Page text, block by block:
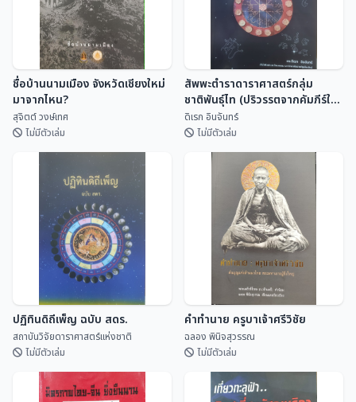
ชื่อบ้านนามเมือง จังหวัดเชียงใหม่
มาจากไหน?
สุจิตต์ วงษ์เทศ
ชื่อบ้านนามเมือง จังหวัดเชียงใหม่
มาจากไหน?
สุจิตต์ วงษ์เทศ
ไม่มีตัวเล่ม
สัพพะตำราดาราศาสตร์กลุ่ม
ชาติพันธุ์ไท (ปริวรรตจากคัมภีร์ใบ
ลานและพับสา)
ดิเรก อินจันทร์
สัพพะตำราดาราศาสตร์กลุ่ม
ชาติพันธุ์ไท (ปริวรรตจากคัมภีร์ใบ
ลานและพับสา)
ดิเรก อินจันทร์
ไม่มีตัวเล่ม
ปฏิทินดิถีเพ็ญ ฉบับ สดร.
สถาบันวิจัยดาราศาสตร์แห่งชาติ
ไม่มีตัวเล่ม
คำทำนาย ครูบาเจ้าศรีวิชัย
ฉลอง พินิจสุวรรณ
ไม่มีตัวเล่ม